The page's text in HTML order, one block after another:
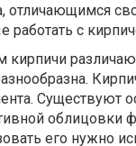
отличающимся
работать с
кирпичи
Существуют
облицовки
его нужно